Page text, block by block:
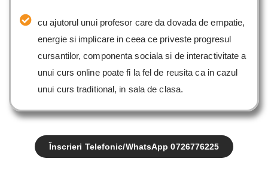
cu ajutorul unui profesor care da dovada de empatie,
energie si implicare in ceea ce priveste progresul
cursantilor, componenta sociala si de interactivitate a
unui curs online poate fi la fel de reusita ca in cazul
unui curs traditional, in sala de clasa.
Înscrieri Telefonic/WhatsApp 0726776225